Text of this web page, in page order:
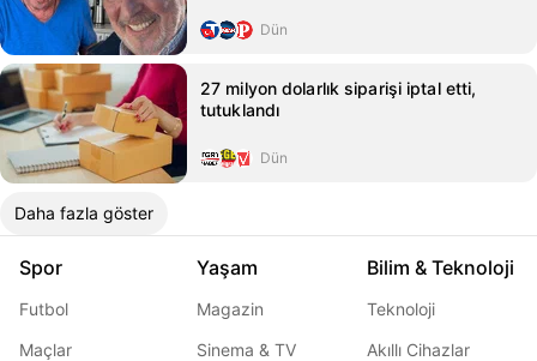
Dün
27 milyon dolarlık siparişi iptal etti,
tutuklandı
Dün
Daha fazla göster
Spor
Futbol
Maçlar
Yaşam
Magazin
Sinema & TV
Bilim & Teknoloji
Teknoloji
Akıllı Cihazlar